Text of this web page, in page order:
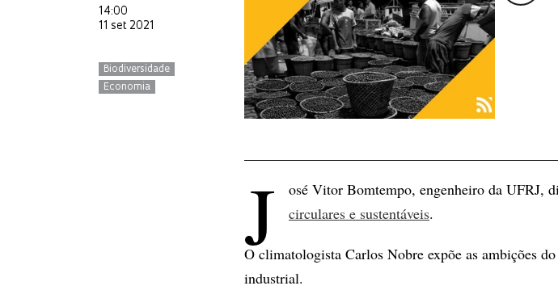
14:00
11 set 2021
Biodiversidade
Economia
J osé Vitor Bomtempo, engenheiro da UFRJ,
circulares e sustentáveis.
O climatologista Carlos Nobre expõe as ambições
industrial.